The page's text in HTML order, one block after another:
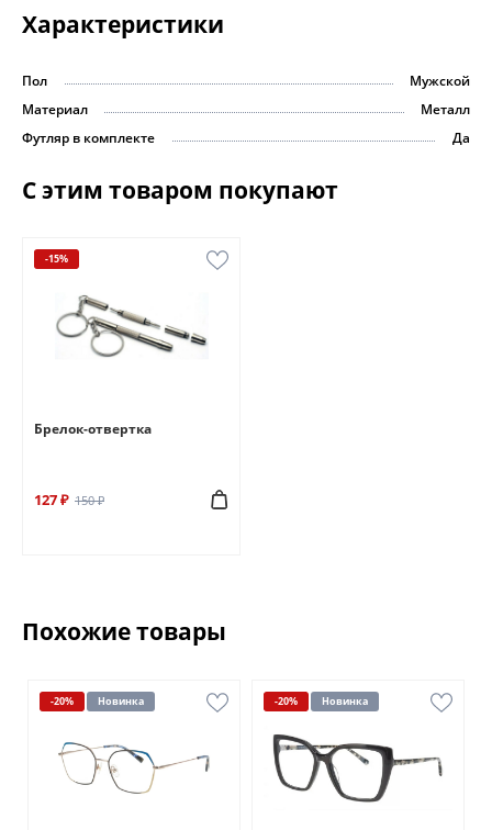
Характеристики
Пол
Мужской
Материал
Металл
Футляр в комплекте
Да
С этим товаром покупают
-15%
Брелок-отвертка
127 ₽ 150 ₽
Похожие товары
-20% Новинка -20% Новинка